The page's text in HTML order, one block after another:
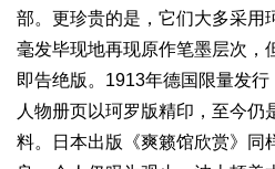
部。更珍贵的是，它们大多采用
毫发毕现地再现原作笔墨层次，
即告绝版。1913年德国限量发
人物册页以珂罗版精印，至今仍
料。日本出版《爽籁馆欣赏》同